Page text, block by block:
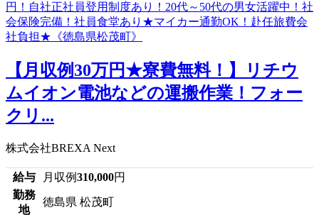
【月収例30万円★寮費無料！】リチウ
ムイオン電池などの運搬作業！フォー
クリ...
株式会社BREXA Next
給与 月収例310,000円
勤務
地
徳島県 松茂町